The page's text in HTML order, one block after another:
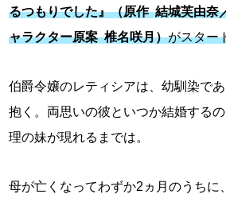
るつもりでした』（原作 結城芙由奈
ャラクター原案 椎名咲月）がスター
伯爵令嬢のレティシアは、幼馴染で
抱く。両思いの彼といつか結婚する
理の妹が現れるまでは。
母が亡くなってわずか2ヵ月のうちに